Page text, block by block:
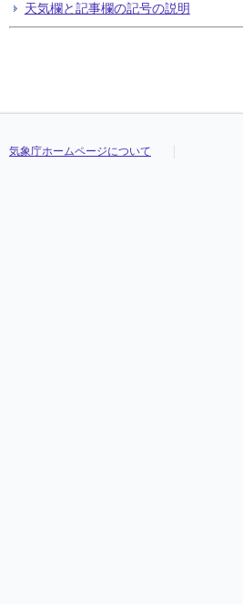
天気欄と記事欄の記号の説明
気象庁ホームページについて